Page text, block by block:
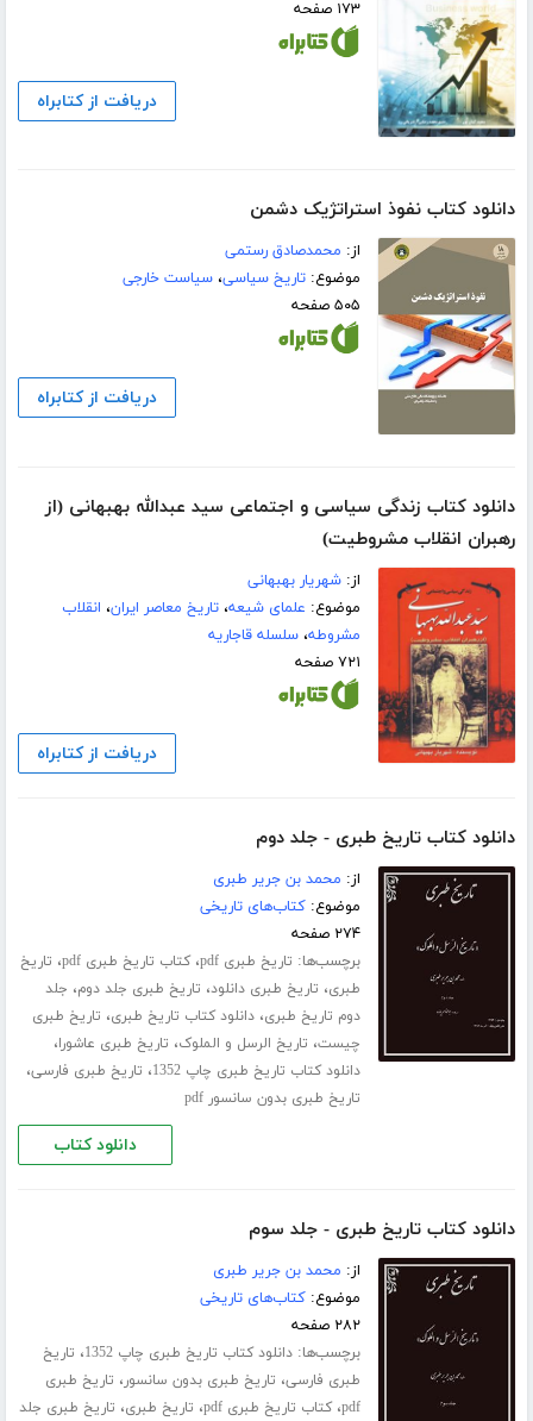
۱۷۳ صفحه
دریافت از کتابراه
دانلود کتاب نفوذ استراتژیک دشمن
از: محمدصادق رستمی
موضوع:تاریخ سیاسی،سیاست خارجی
۵۰۵ صفحه
دریافت از کتابراه
دانلود کتاب زندگی سیاسی و اجتماعی سید عبدالله بهبهانی (از
رهبران انقلاب مشروطیت)
از:شهریار بهبهانی
موضوع: علمای شیعه،تاریخ معاصر ایران، انقلاب
مشروطه،سلسله قاجاریه
۷۲۱ صفحه
دریافت از کتابراه
دانلود کتاب تاریخ طبری - جلد دوم
از: محمد بن جریر طبری
موضوع:کتاب‌های تاریخی
۲۷۴ صفحه
برچسب‌ها: تاریخ طبری pdf ،کتاب تاریخ طبری pdf ، تاریخ
طبری، تاریخ طبری دانلود، تاریخ طبری جلد دوم، جلد
دوم تاریخ طبری،دانلود کتاب تاریخ طبری، تاریخ طبری
چیست، تاریخ الرسل و الملوک، تاریخ طبری عاشورا،
دانلود کتاب تاریخ طبری چاپ 1352 ، تاریخ طبری فارسی،
تاریخ طبری بدون سانسور pdf
دانلود کتاب
دانلود کتاب تاریخ طبری - جلد سوم
از: محمد بن جریر طبری
موضوع:کتاب‌های تاریخی
۲۸۲ صفحه
برچسب‌ها:دانلود کتاب تاریخ طبری چاپ 1352 ، تاریخ
طبری فارسی، تاریخ طبری بدون سانسور، تاریخ طبری
pdf،کتاب تاریخ طبری pdf ، تاریخ طبری، تاریخ طبری جلد